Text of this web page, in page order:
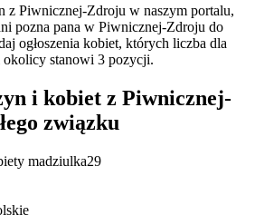
z Piwnicznej-Zdroju w naszym portalu,
pozna pana w Piwnicznej-Zdroju do
ogłoszenia kobiet, których liczba dla
stanowi 3 pozycji.
i kobiet z Piwnicznej-
związku